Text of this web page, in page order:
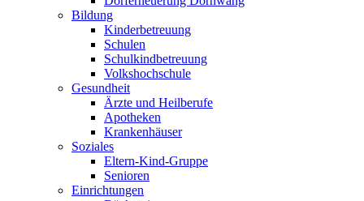
Bildung
Kinderbetreuung
Schulen
Schulkindbetreuung
Volkshochschule
Gesundheit
Ärzte und Heilberufe
Apotheken
Krankenhäuser
Soziales
Eltern-Kind-Gruppe
Senioren
Einrichtungen